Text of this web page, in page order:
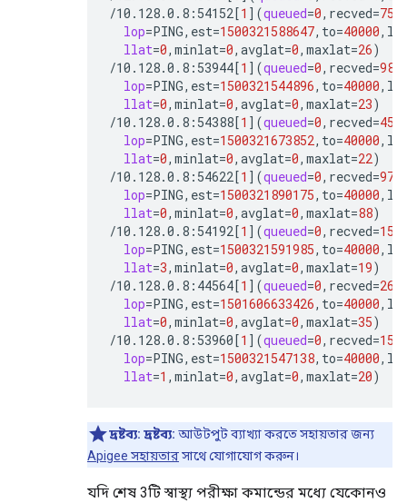
/10.128.0.8:54152[1 ](queued=0,recved=
lop=PING,est=1500321588647,to=40000
llat=0,minlat=0,avglat=0,maxlat=26)
/10.128.0.8:53944[1 ](queued=0,recved=
lop=PING,est=1500321544896,to=40000
llat=0,minlat=0,avglat=0,maxlat=23)
/10.128.0.8:54388[1 ](queued=0,recved=
lop=PING,est=1500321673852,to=40000
llat=0,minlat=0,avglat=0,maxlat=22)
/10.128.0.8:54622[1 ](queued=0,recved=
lop=PING,est=1500321890175,to=40000
llat=0,minlat=0,avglat=0,maxlat=88)
/10.128.0.8:54192[1 ](queued=0,recved=
lop=PING,est=1500321591985,to=40000
llat=3,minlat=0,avglat=0,maxlat=19)
/10.128.0.8:44564[1 ](queued=0,recved=
lop=PING,est=1501606633426,to=40000
llat=0,minlat=0,avglat=0,maxlat=35)
/10.128.0.8:53960[1 ](queued=0,recved=
lop=PING,est=1500321547138,to=40000
llat=1 ,minlat=0,avglat=0,maxlat=20)
দ্রষ্টব্য: দ্রষ্টব্য: আউটপুট ব্যাখ্যা করতে সহায়তার জন্য
Apigee সহায়তারসাথে যোগাযোগ করুন।
যদি শেষ 3টি স্বাস্থ্য পরীক্ষা কমান্ডের মধ্যে যেকোনও